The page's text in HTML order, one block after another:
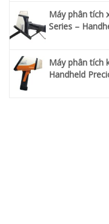
Máy phân tích
Series –
Máy phân tích
Handheld